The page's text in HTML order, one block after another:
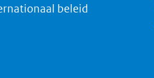
beleid